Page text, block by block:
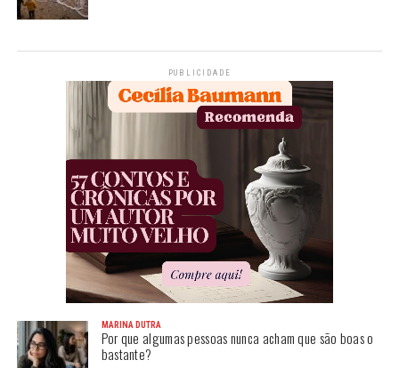
PUBLICIDADE
MARINA DUTRA
Por que algumas pessoas nunca acham que são boas o
bastante?